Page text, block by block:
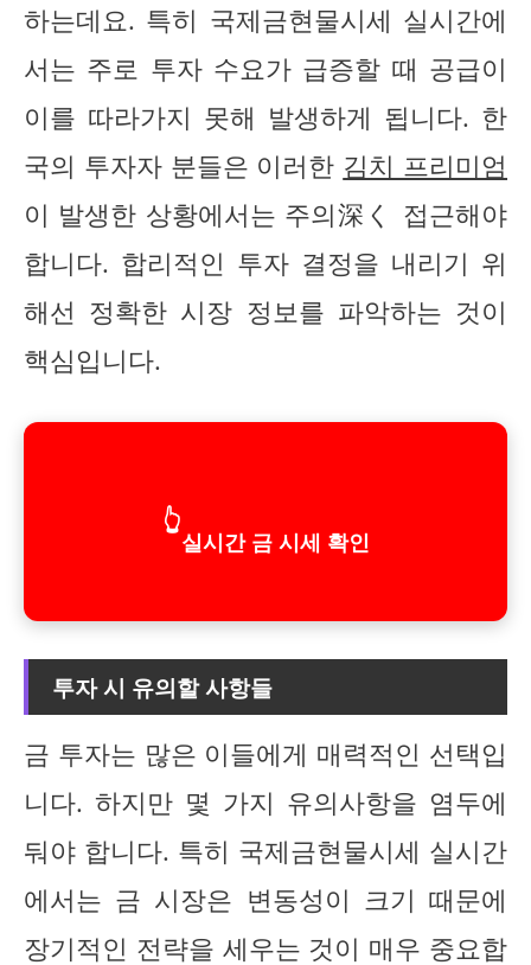
하는데요. 특히 국제금현물시세 실시간에
서는 주로 투자 수요가 급증할 때 공급이
이를 따라가지 못해 발생하게 됩니다. 한
국의 투자자 분들은 이러한 김치 프리미엄
이 발생한 상황에서는 주의深く 접근해야
합니다. 합리적인 투자 결정을 내리기 위
해선 정확한 시장 정보를 파악하는 것이
핵심입니다.
👆
실시간 금 시세 확인
투자 시 유의할 사항들
금 투자는 많은 이들에게 매력적인 선택입
니다. 하지만 몇 가지 유의사항을 염두에
둬야 합니다. 특히 국제금현물시세 실시간
에서는 금 시장은 변동성이 크기 때문에
장기적인 전략을 세우는 것이 매우 중요합